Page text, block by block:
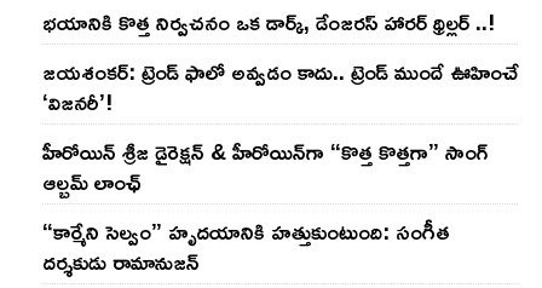
భయానికి కొత్త నిర్వచనం ఒక డార్క్, డేంజరస్ హారర్ థ్రిల్లర్ ..!
జయశంకర్: ట్రెండ్‌ ఫాలో అవ్వడం కాదు.. ట్రెండ్‌ ముందే ఊహించే
‘విజనరీ’!
హీరోయిన్ శ్రీజ డైరెక్ష‌న్ & హీరోయిన్‌గా “కొత్త కొత్తగా” సాంగ్
ఆల్బమ్ లాంఛ్
“కార్మేని సెల్వం” హృదయానికి హత్తుకుంటుంది: సంగీత
దర్శకుడు రామానుజన్